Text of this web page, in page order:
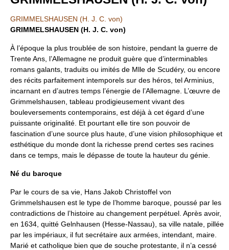
GRIMMELSHAUSEN (H. J. C. von)
GRIMMELSHAUSEN (H. J. C. von)
À l’époque la plus troublée de son histoire, pendant la guerre de
Trente Ans, l’Allemagne ne produit guère que d’interminables
romans galants, traduits ou imités de Mlle de Scudéry, ou encore
des récits parfaitement intemporels sur des héros, tel Arminius,
incarnant en d’autres temps l’énergie de l’Allemagne. L’œuvre de
Grimmelshausen, tableau prodigieusement vivant des
bouleversements contemporains, est déjà à cet égard d’une
puissante originalité. Et pourtant elle tire son pouvoir de
fascination d’une source plus haute, d’une vision philosophique et
esthétique du monde dont la richesse prend certes ses racines
dans ce temps, mais le dépasse de toute la hauteur du génie.
Né du baroque
Par le cours de sa vie, Hans Jakob Christoffel von
Grimmelshausen est le type de l’homme baroque, poussé par les
contradictions de l’histoire au changement perpétuel. Après avoir,
en 1634, quitté Gelnhausen (Hesse-Nassau), sa ville natale, pillée
par les impériaux, il fut secrétaire aux armées, intendant, maire.
Marié et catholique bien que de souche protestante, il n’a cessé